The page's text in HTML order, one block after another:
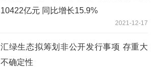
10422亿元 同比增长15.9%
2021-12-17
汇绿生态拟筹划非公开发行事项 存重大
不确定性